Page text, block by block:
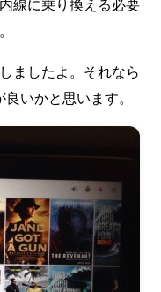
線に乗り換える必要
ましたよ。それなら
いかと思います。